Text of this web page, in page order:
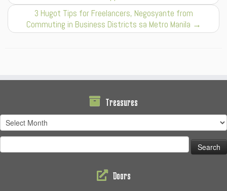
3 Hugot Tips for Freelancers, Negosyante from
Commuting in Business Districts sa Metro Manila →
Treasures
Treasures
for:
Doors